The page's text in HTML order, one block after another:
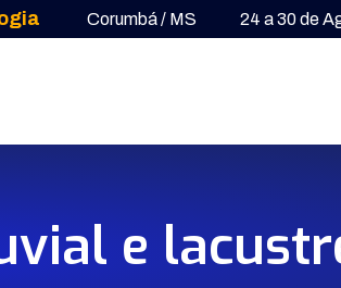
Corumbá / MS 24 a 30 de
e